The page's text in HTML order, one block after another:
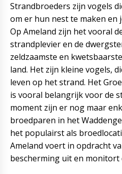
Strandbroeders zijn vogels
om er hun nest te maken
Op Ameland zijn het vooral
strandplevier en de
zeldzaamste en
land. Het zijn kleine vogels,
leven op het strand. Het
is vooral belangrijk voor de
moment zijn er nog maar
broedparen in het
het populairst als
Ameland voert in opdracht
bescherming uit en monitort